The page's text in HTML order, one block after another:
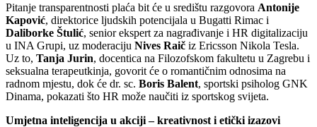
Pitanje transparentnosti plaća bit će u središtu razgovora Antonije
Kapović, direktorice ljudskih potencijala u Bugatti Rimac i
Daliborke Štulić, senior ekspert za nagrađivanje i HR digitalizaciju
u INA Grupi, uz moderaciju Nives Raič iz Ericsson Nikola Tesla.
Uz to, Tanja Jurin, docentica na Filozofskom fakultetu u Zagrebu i
seksualna terapeutkinja, govorit će o romantičnim odnosima na
radnom mjestu, dok će dr. sc. Boris Balent, sportski psiholog GNK
Dinama, pokazati što HR može naučiti iz sportskog svijeta.
Umjetna inteligencija u akciji – kreativnost i etički izazovi